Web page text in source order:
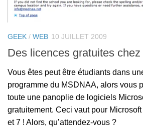
GEEK / WEB 10 JUILLET 2009
Des licences gratuites
Vous êtes peut être étudiants dans
programme du MSDNAA, alors vous
toute une panoplie de logiciels
gratuitement. Ceci vaut pour
et 7 ! Alors, qu’attendez-vous ?